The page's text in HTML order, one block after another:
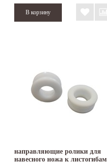
направляющие ролики для
навесного ножа к листогибам